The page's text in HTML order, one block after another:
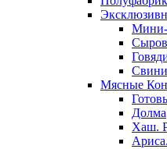
Мини-
Мясные
Долма
Хаш.